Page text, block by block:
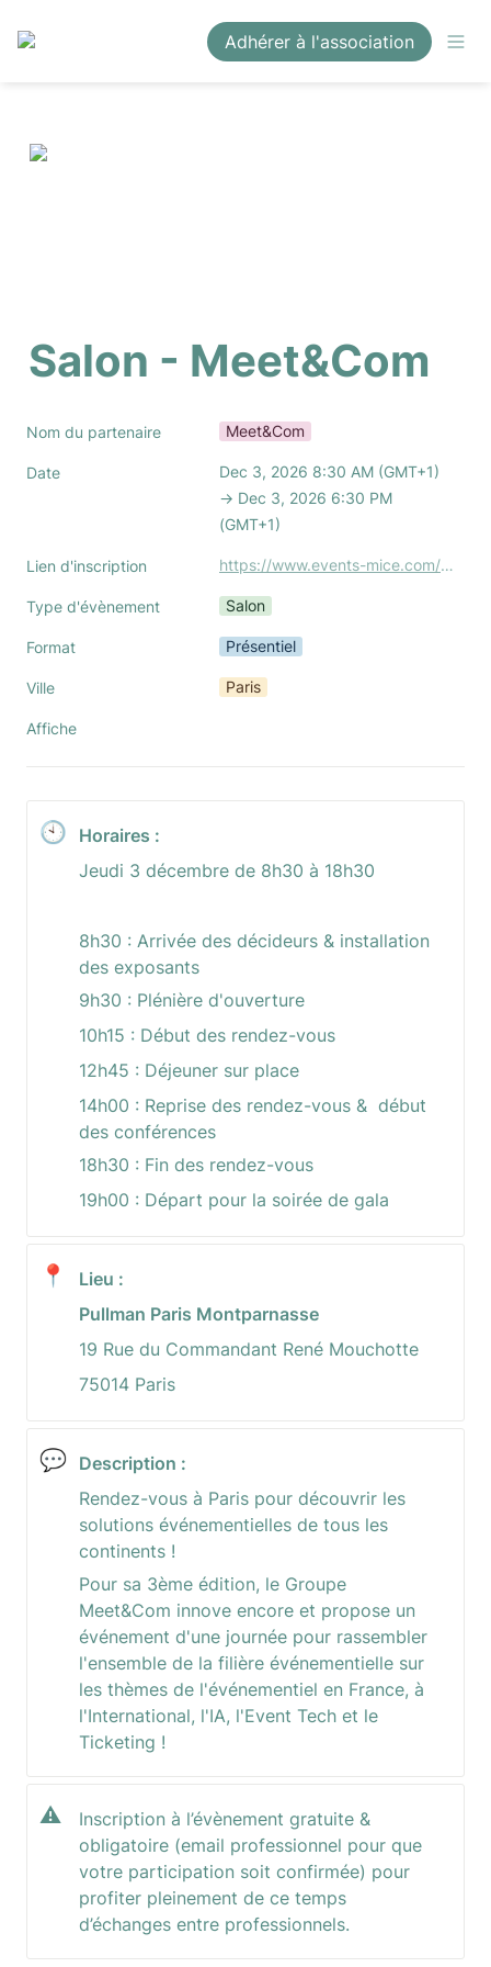
Adhérer à l'association
Salon - Meet&Com
Nom du partenaire Meet&Com
Date
Dec 3, 2026 8:30 AM (GMT+1)
→ Dec 3, 2026 6:30 PM
(GMT+1)
Lien d'inscription https://www.events-mice.com/events-days-international-a-paris
Type d'évènement Salon
Format Présentiel
Ville Paris
Affiche
🕙
Horaires :
Jeudi 3 décembre de 8h30 à 18h30
8h30 : Arrivée des décideurs & installation
des exposants
9h30 : Plénière d'ouverture
10h15 : Début des rendez-vous
12h45 : Déjeuner sur place
14h00 : Reprise des rendez-vous &  début
des conférences
18h30 : Fin des rendez-vous
19h00 : Départ pour la soirée de gala
📍
Lieu :
Pullman Paris Montparnasse
19 Rue du Commandant René Mouchotte
75014 Paris
💬
Description :
Rendez-vous à Paris pour découvrir les
solutions événementielles de tous les
continents !
Pour sa 3ème édition, le Groupe
Meet&Com innove encore et propose un
événement d'une journée pour rassembler
l'ensemble de la filière événementielle sur
les thèmes de l'événementiel en France, à
l'International, l'IA, l'Event Tech et le
Ticketing !
⚠️
Inscription à l’évènement gratuite &
obligatoire (email professionnel pour que
votre participation soit confirmée) pour
profiter pleinement de ce temps
d’échanges entre professionnels.